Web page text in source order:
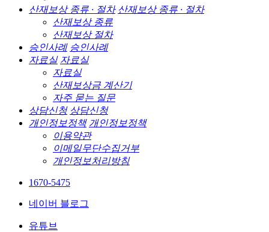
산재보상 종류 · 절차 산재보상 종류 · 절차
산재보상 종류
산재보상 절차
승인사례 승인사례
자료실 자료실
자료실
산재보상금 계산기
자주 묻는 질문
상담신청 상담신청
개인정보정책 개인정보정책
이용약관
이메일무단수집거부
개인정보처리방침
1670-5475
네이버 블로그
유튜브